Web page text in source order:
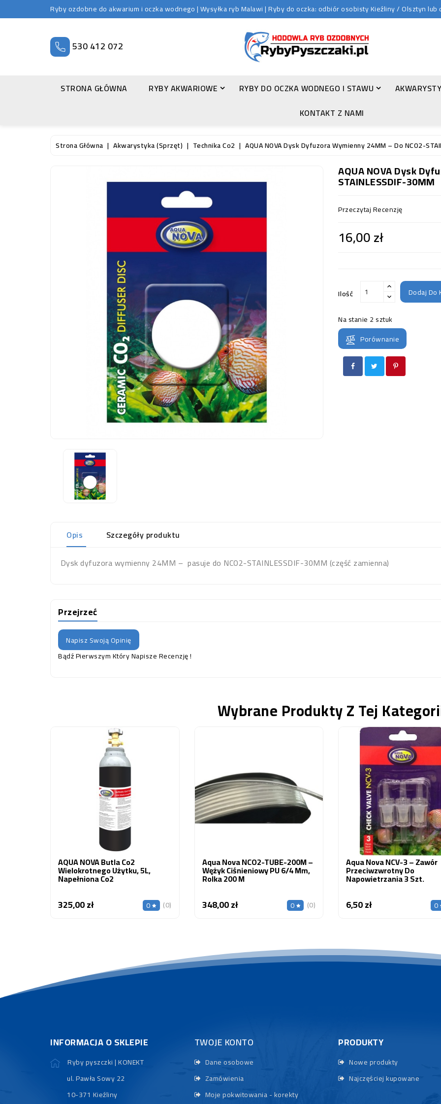
Ryby ozdobne do akwarium i oczka wodnego | Wysyłka ryb Malawi | Ryby do oczka: odbiór osobisty Kieźliny / Olsztyn
530 412 072
STRONA GŁÓWNA RYBY AKWARIOWE RYBY DO OCZKA WODNEGO I STAWU
KONTAKT Z NAMI
Strona Główna Akwarystyka (sprzęt) Technika Co2 AQUA NOVA Dysk Dyfuzora Wymienny 24MM – Do NCO2-
AQUA NOVA Dysk
STAINLESSDIF-30MM
Przeczytaj Recenzję
16,00 zł
Ilość Dodaj Do
Na stanie 2 sztuk
Porównanie
Opis
Szczegóły produktu
Dysk dyfuzora wymienny 24MM – pasuje do NCO2-STAINLESSDIF-30MM (część zamienna)
Przejrzeć
Napisz Swoją Opinię
Bądź Pierwszym Który Napisze Recenzję !
Wybrane Produkty Z Tej
AQUA NOVA Butla Co2
Wielokrotnego Użytku, 5L,
Napełniona Co2
325,00 złCena 0 (0)
Aqua Nova NCO2-TUBE-200M –
Wężyk Ciśnieniowy PU 6/4 Mm,
Rolka 200 M
348,00 złCena 0 (0)
Aqua Nova NCV-3 – Zawór
Przeciwzwrotny Do
Napowietrzania 3 Szt.
6,50 złCena 0
INFORMACJA O SKLEPIE
Ryby pyszczki | KONEKT
ul. Pawła Sowy 22
10-371 Kieźliny
TWOJE KONTO
Dane osobowe
Zamówienia
Moje pokwitowania - korekty
PRODUKTY
Nowe produkty
Najczęściej kupowane